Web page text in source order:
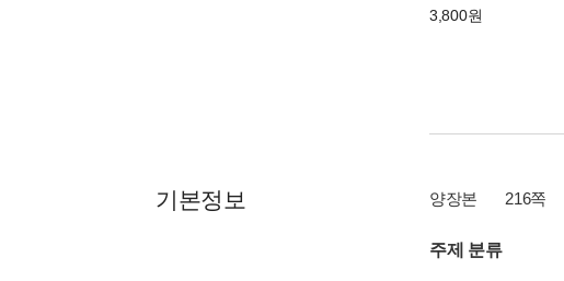
3,800원
기본정보 양장본 216쪽
주제 분류